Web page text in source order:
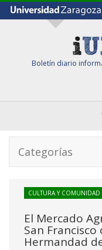
Boletín diario
Categorías
CULTURA Y COMUNIDAD
El Mercado
San Francisco
Hermandad